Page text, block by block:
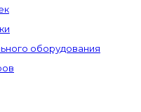
оборудования